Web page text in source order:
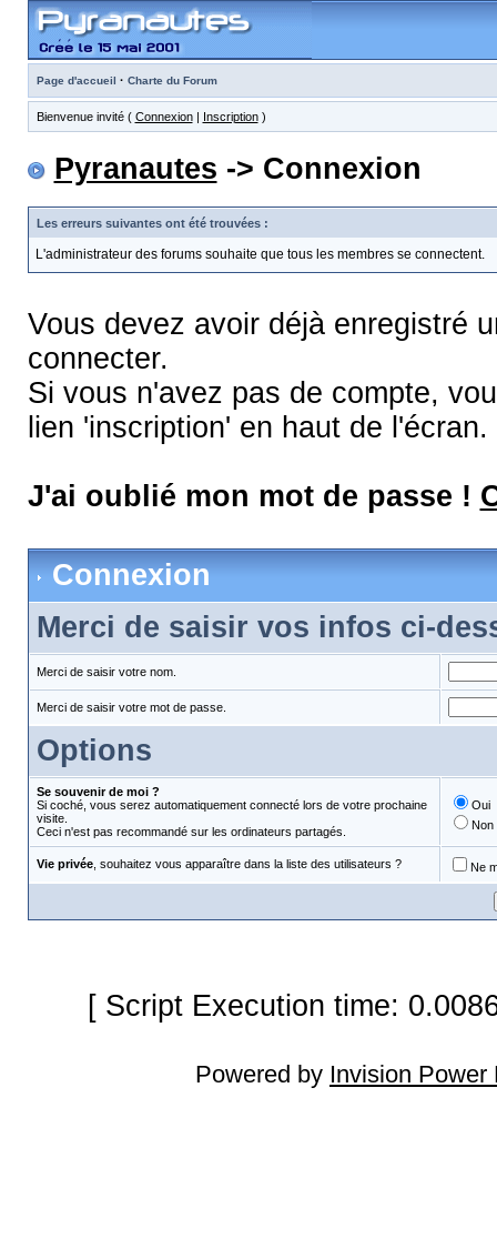
Page d'accueil · Charte du Forum
Bienvenue invité ( Connexion| Inscription)
Pyranautes -> Connexion
Les erreurs suivantes ont été trouvées :
L'administrateur des forums souhaite que tous les membres se connectent.
Vous devez avoir déjà enregistré
connecter.
Si vous n'avez pas de compte,
lien 'inscription' en haut de l'écran.
J'ai oublié mon mot de passe !
Connexion
Merci de saisir vos infos ci-
Merci de saisir votre nom.
Merci de saisir votre mot de passe.
Options
Se souvenir de moi ?
Si coché, vous serez automatiquement connecté lors de votre prochaine
visite.
Ceci n'est pas recommandé sur les ordinateurs partagés.
Oui
Non
Vie privée, souhaitez vous apparaître dans la liste des utilisateurs ? Ne
[ Script Execution time:
Powered by Invision Power